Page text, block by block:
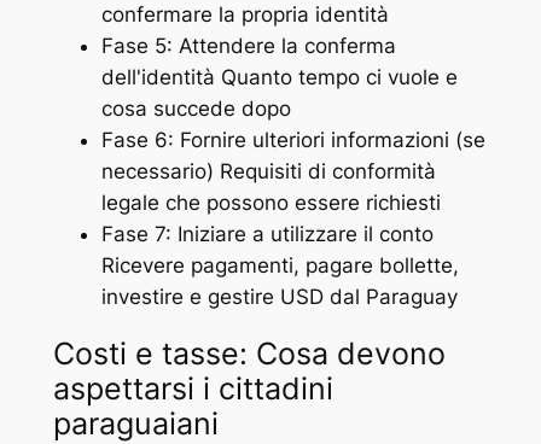
confermare la propria identità
Fase 5: Attendere la conferma
dell'identità Quanto tempo ci vuole e
cosa succede dopo
Fase 6: Fornire ulteriori informazioni (se
necessario) Requisiti di conformità
legale che possono essere richiesti
Fase 7: Iniziare a utilizzare il conto
Ricevere pagamenti, pagare bollette,
investire e gestire USD dal Paraguay
Costi e tasse: Cosa devono
aspettarsi i cittadini
paraguaiani